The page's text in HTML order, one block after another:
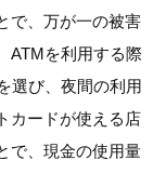
で、万が一の被害
ATMを利用する際
選び、夜間の利用
カードが使える店
で、現金の使用量